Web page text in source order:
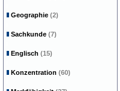
Geographie (2)
Sachkunde (7)
Englisch (15)
Konzentration (60)